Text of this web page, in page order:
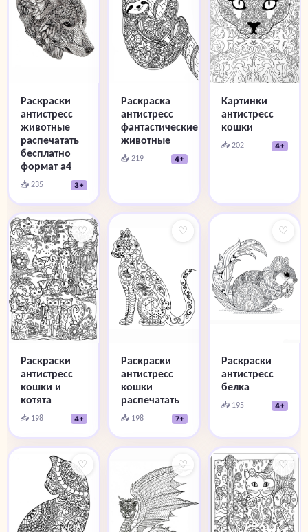
Раскраски
антистресс
животные
распечатать
бесплатно
формат а4
📥 235 3+
Раскраска
антистресс
фантастические
животные
📥 219 4+
Картинки
антистресс
кошки
📥 202 4+
♡
Раскраски
антистресс
кошки и
котята
📥 198 4+
♡
Раскраски
антистресс
кошки
распечатать
📥 198 7+
♡
Раскраски
антистресс
белка
📥 195 4+
♡ ♡ ♡